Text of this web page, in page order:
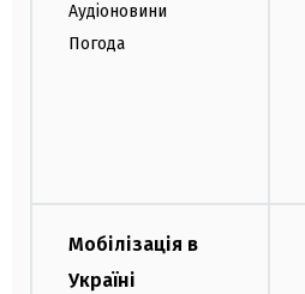
Аудіоновини
Погода
Мобілізація в
Україні